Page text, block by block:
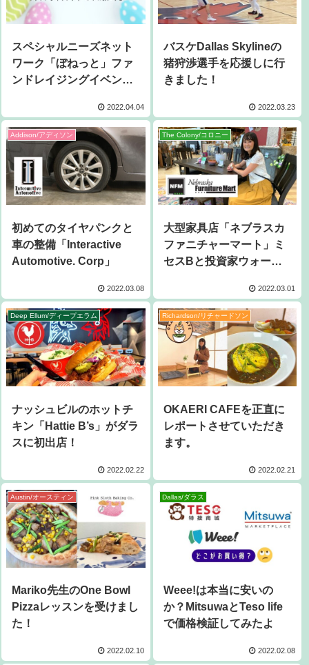
スペシャルニーズネット
ワーク「ぼねっと」ファ
ンドレイジングイベント
2022.04.04
バスケDallas Skylineの
猪狩渉選手を応援しに行
きました！
2022.03.23
Addison/アディソン
初めてのタイヤパンクと
車の整備「Interactive
Automotive. Corp」
2022.03.08
The Colony/コロニー
大型家具店「ネブラスカ
ファニチャーマート」ミ
セスBと投資家ウォーレ
2022.03.01
Deep Ellum/ディープエラム
ナッシュビルのホットチ
キン「Hattie B’s」がダラ
スに初出店！
2022.02.22
Richardson/リチャードソン
OKAERI CAFEを正直に
レポートさせていただき
ます。
2022.02.21
Austin/オースティン
Mariko先生のOne Bowl
Pizzaレッスンを受けまし
た！
2022.02.10
Dallas/ダラス
Weee!は本当に安いの
か？MitsuwaとTeso life
で価格検証してみたよ
2022.02.08